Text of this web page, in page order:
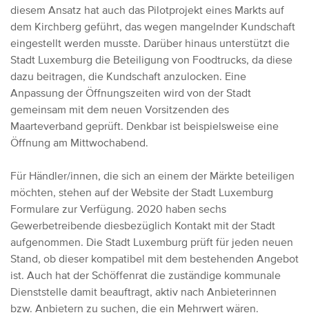
diesem Ansatz hat auch das Pilotprojekt eines Markts auf
dem Kirchberg geführt, das wegen mangelnder Kundschaft
eingestellt werden musste. Darüber hinaus unterstützt die
Stadt Luxemburg die Beteiligung von Foodtrucks, da diese
dazu beitragen, die Kundschaft anzulocken. Eine
Anpassung der Öffnungszeiten wird von der Stadt
gemeinsam mit dem neuen Vorsitzenden des
Maarteverband geprüft. Denkbar ist beispielsweise eine
Öffnung am Mittwochabend.
Für Händler/innen, die sich an einem der Märkte beteiligen
möchten, stehen auf der Website der Stadt Luxemburg
Formulare zur Verfügung. 2020 haben sechs
Gewerbetreibende diesbezüglich Kontakt mit der Stadt
aufgenommen. Die Stadt Luxemburg prüft für jeden neuen
Stand, ob dieser kompatibel mit dem bestehenden Angebot
ist. Auch hat der Schöffenrat die zuständige kommunale
Dienststelle damit beauftragt, aktiv nach Anbieterinnen
bzw. Anbietern zu suchen, die ein Mehrwert wären.